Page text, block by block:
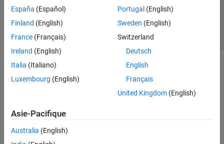
España (Español)
Finland (English)
France (Français)
Ireland (English)
Italia (Italiano)
Luxembourg (English)
Portugal (English)
Sweden (English)
Switzerland
Deutsch
English
Français
United Kingdom(English)
Asie-Pacifique
Australia (English)